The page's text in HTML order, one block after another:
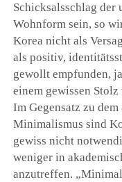
Schicksalsschlag der
Wohnform sein, so
Korea nicht als
als positiv,
gewollt empfunden,
einem gewissen
Im Gegensatz zu
Minimalismus sind
gewiss nicht
weniger in
anzutreffen.